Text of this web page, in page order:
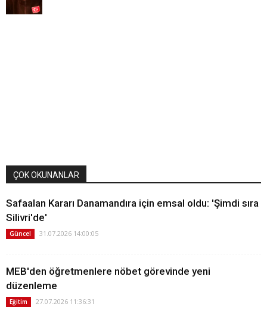
ÇOK OKUNANLAR
Safaalan Kararı Danamandıra için emsal oldu: 'Şimdi sıra
Silivri'de'
Güncel 31.07.2026 14:00:05
MEB'den öğretmenlere nöbet görevinde yeni
düzenleme
Eğitim 27.07.2026 11:36:31